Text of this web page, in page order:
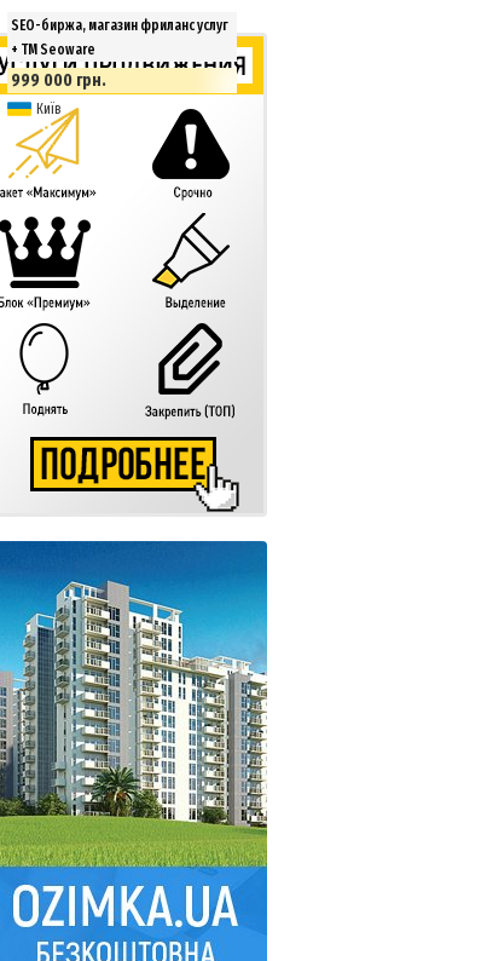
SEO-биржа, магазин фриланс услуг
+ ТМ Seoware
999 000 грн.
Київ